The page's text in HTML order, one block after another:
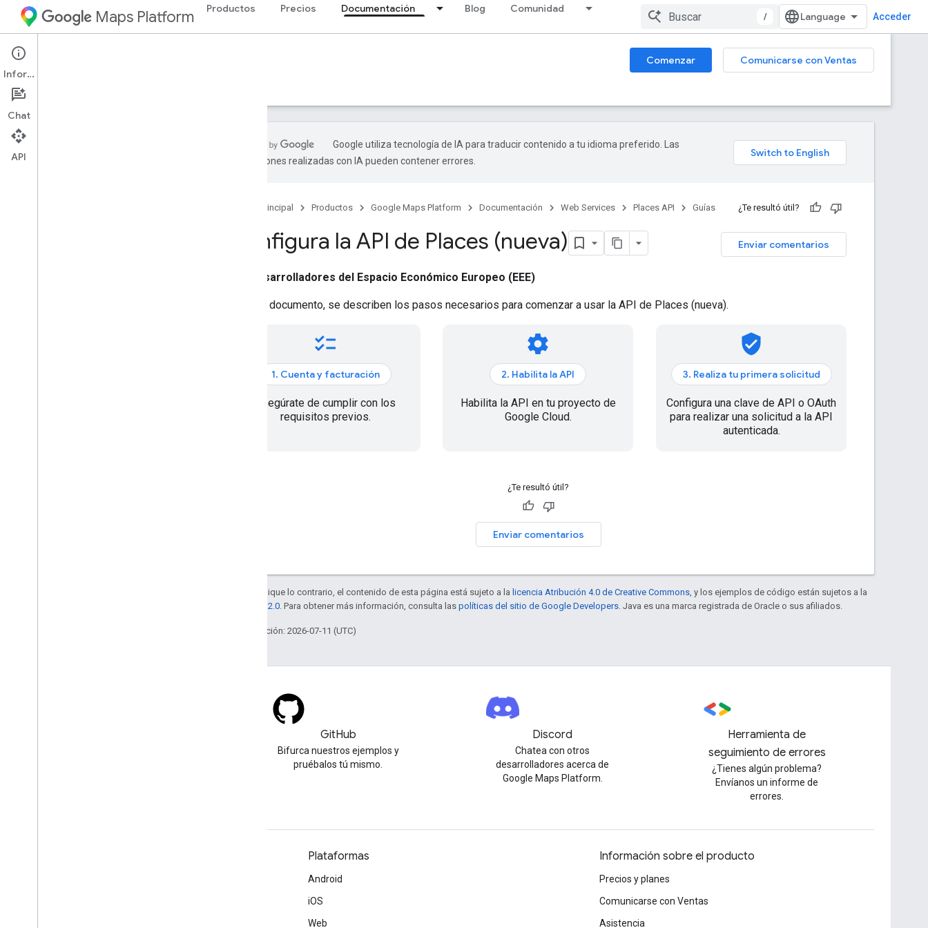
Maps Platform Productos Precios Documentación Blog Comunidad
/ Acceder
Web Services Comenzar
Comunicarse con Ventas
Guías
Google utiliza tecnología de IA para traducir contenido a tu idioma preferido. Las
traducciones realizadas con IA pueden contener errores.
Página principal Productos Google Maps Platform Documentación Web Services Places API Guías ¿Te resultó útil?
Enviar comentarios
Configura la API de Places (nueva)
Desarrolladores del Espacio Económico Europeo (EEE)
En este documento, se describen los pasos necesarios para comenzar a usar la API de Places (nueva).
checklist
1. Cuenta y facturación
Asegúrate de cumplir con los
requisitos previos.
settings
2. Habilita la API
Habilita la API en tu proyecto de
Google Cloud.
verified_user
3. Realiza tu primera solicitud
Configura una clave de API o OAuth
para realizar una solicitud a la API
autenticada.
¿Te resultó útil?
Enviar comentarios
Salvo que se indique lo contrario, el contenido de esta página está sujeto a la licencia Atribución 4.0 de Creative Commons , y los ejemplos de código están sujetos a la
licencia Apache 2.0 . Para obtener más información, consulta las políticas del sitio de Google Developers . Java es una marca registrada de Oracle o sus afiliados.
Última actualización: 2026-07-11 (UTC)
GitHub
Bifurca nuestros ejemplos y
pruébalos tú mismo.
Discord
Chatea con otros
desarrolladores acerca de
Google Maps Platform.
Herramienta de
seguimiento de errores
¿Tienes algún problema?
Envíanos un informe de
errores.
Plataformas
Android
iOS
Web
Información sobre el producto
Precios y planes
Comunicarse con Ventas
Asistencia
Información
Chat
API